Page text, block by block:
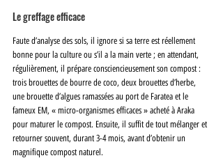
Le greffage efficace
Faute d’analyse des sols, il ignore si sa terre est réellement
bonne pour la culture ou s’il a la main verte ; en attendant,
régulièrement, il prépare consciencieusement son compost :
trois brouettes de bourre de coco, deux brouettes d’herbe,
une brouette d’algues ramassées au port de Faratea et le
fameux EM, « micro-organismes efficaces » acheté à Araka
pour maturer le compost. Ensuite, il suffit de tout mélanger et
retourner souvent, durant 3-4 mois, avant d’obtenir un
magnifique compost naturel.